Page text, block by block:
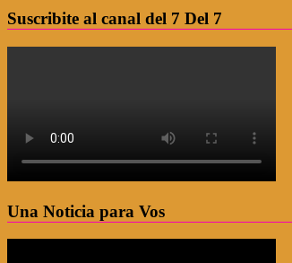
Suscribite al canal del 7 Del 7
Una Noticia para Vos